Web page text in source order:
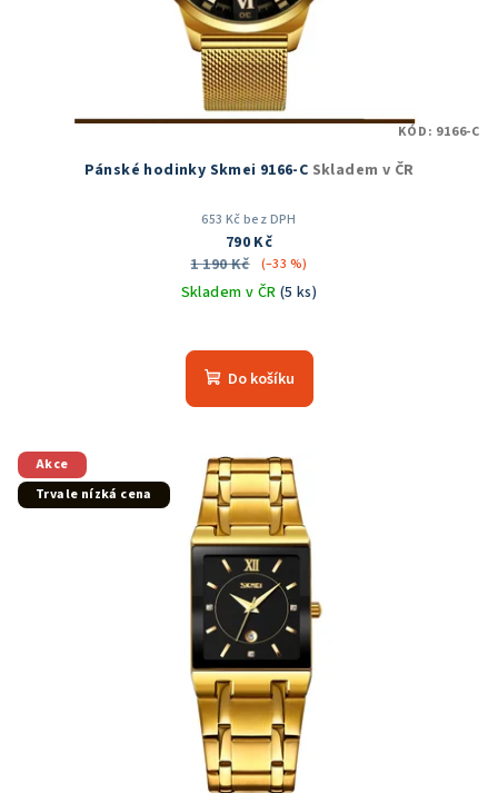
Pánské hodinky Skmei 9166-C Skladem v ČR
653 Kč bez DPH
790 Kč
1 190 Kč
(–33 %)
Skladem v ČR (5 ks)
hodnocení
produktu
5
hvězdiček.
Do košíku
KÓD: 9166-C
Akce
Trvale nízká cena